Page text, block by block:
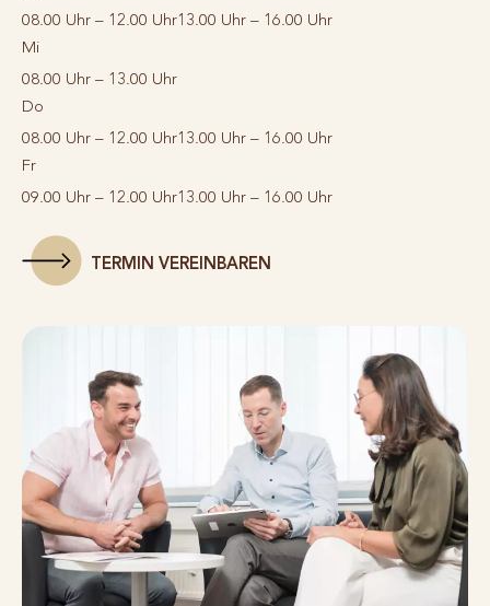
08.00 Uhr – 12.00 Uhr13.00 Uhr – 16.00 Uhr
Mi
08.00 Uhr – 13.00 Uhr
Do
08.00 Uhr – 12.00 Uhr13.00 Uhr – 16.00 Uhr
Fr
09.00 Uhr – 12.00 Uhr13.00 Uhr – 16.00 Uhr
TERMIN VEREINBAREN